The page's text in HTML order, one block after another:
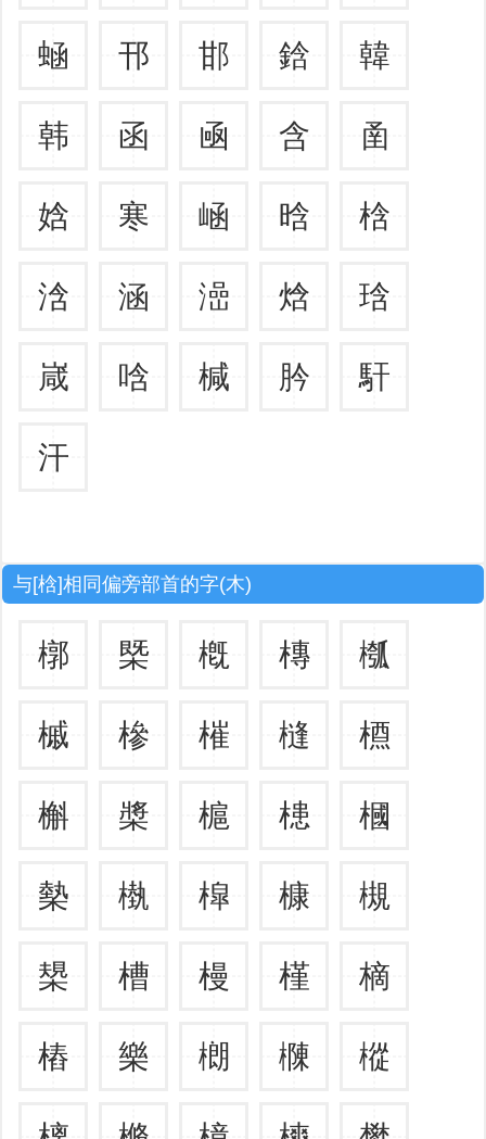
蜬 邗 邯 鋡 韓
韩 函 凾 含 圅
娢 寒 崡 晗 梒
浛 涵 澏 焓 琀
嵅 唅 椷 肣 馯
汗
与[梒]相同偏旁部首的字(木)
槨 槩 槪 槫 槬
槭 槮 槯 槰 槱
槲 槳 槴 槵 槶
槷 槸 槹 槺 槻
槼 槽 槾 槿 樀
樁 樂 樃 樄 樅